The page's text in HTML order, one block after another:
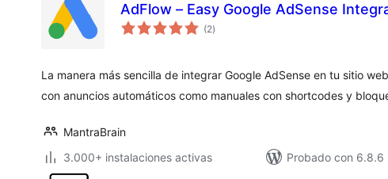
AdFlow – Easy Google AdSense
(2valoraciones
en
)
La manera más sencilla de integrar Google AdSense en tu sitio
con anuncios automáticos como manuales con shortcodes y
MantraBrain
3.000+ instalaciones activas
Probado con 6.8.6